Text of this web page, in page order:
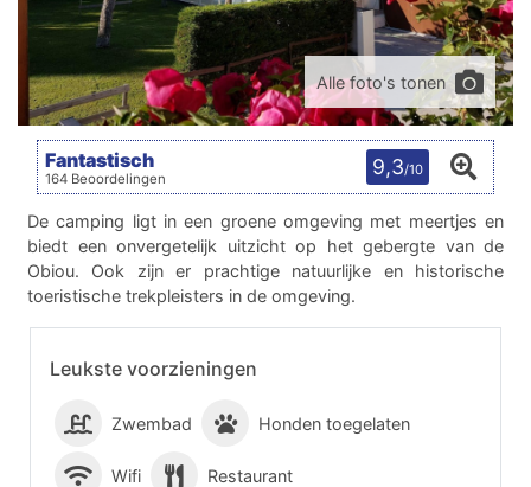
Leukste voorzieningen
Zwembad Honden toegelaten
Wifi Restaurant
Alle foto's tonen
Fantastisch
164 Beoordelingen 9,3/10
De camping ligt in een groene omgeving met meertjes en
biedt een onvergetelijk uitzicht op het gebergte van de
Obiou. Ook zijn er prachtige natuurlijke en historische
toeristische trekpleisters in de omgeving.